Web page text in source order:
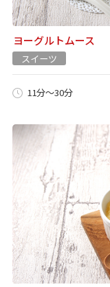
ヨーグルトムース
スイーツ
11分～30分